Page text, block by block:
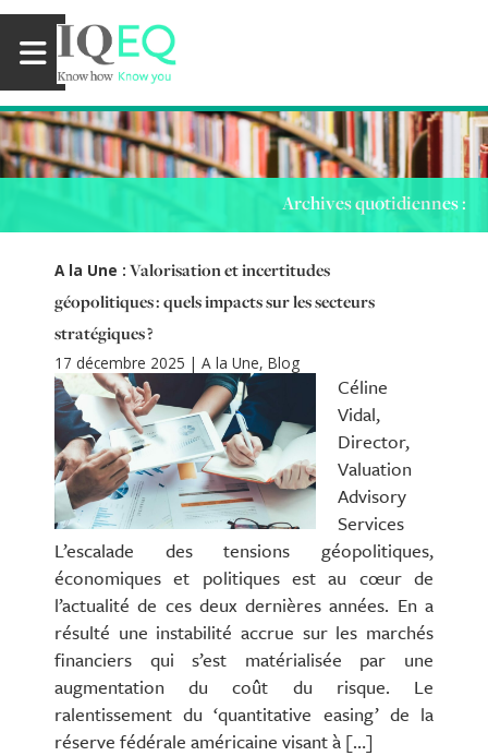
Archives quotidiennes :
A la Une : Valorisation et incertitudes
géopolitiques : quels impacts sur les secteurs
stratégiques ?
17 décembre 2025 | A la Une, Blog
Céline
Vidal,
Director,
Valuation
Advisory
Services
L’escalade des tensions géopolitiques,
économiques et politiques est au cœur de
l’actualité de ces deux dernières années. En a
résulté une instabilité accrue sur les marchés
financiers qui s’est matérialisée par une
augmentation du coût du risque. Le
ralentissement du ‘quantitative easing’ de la
réserve fédérale américaine visant à […]